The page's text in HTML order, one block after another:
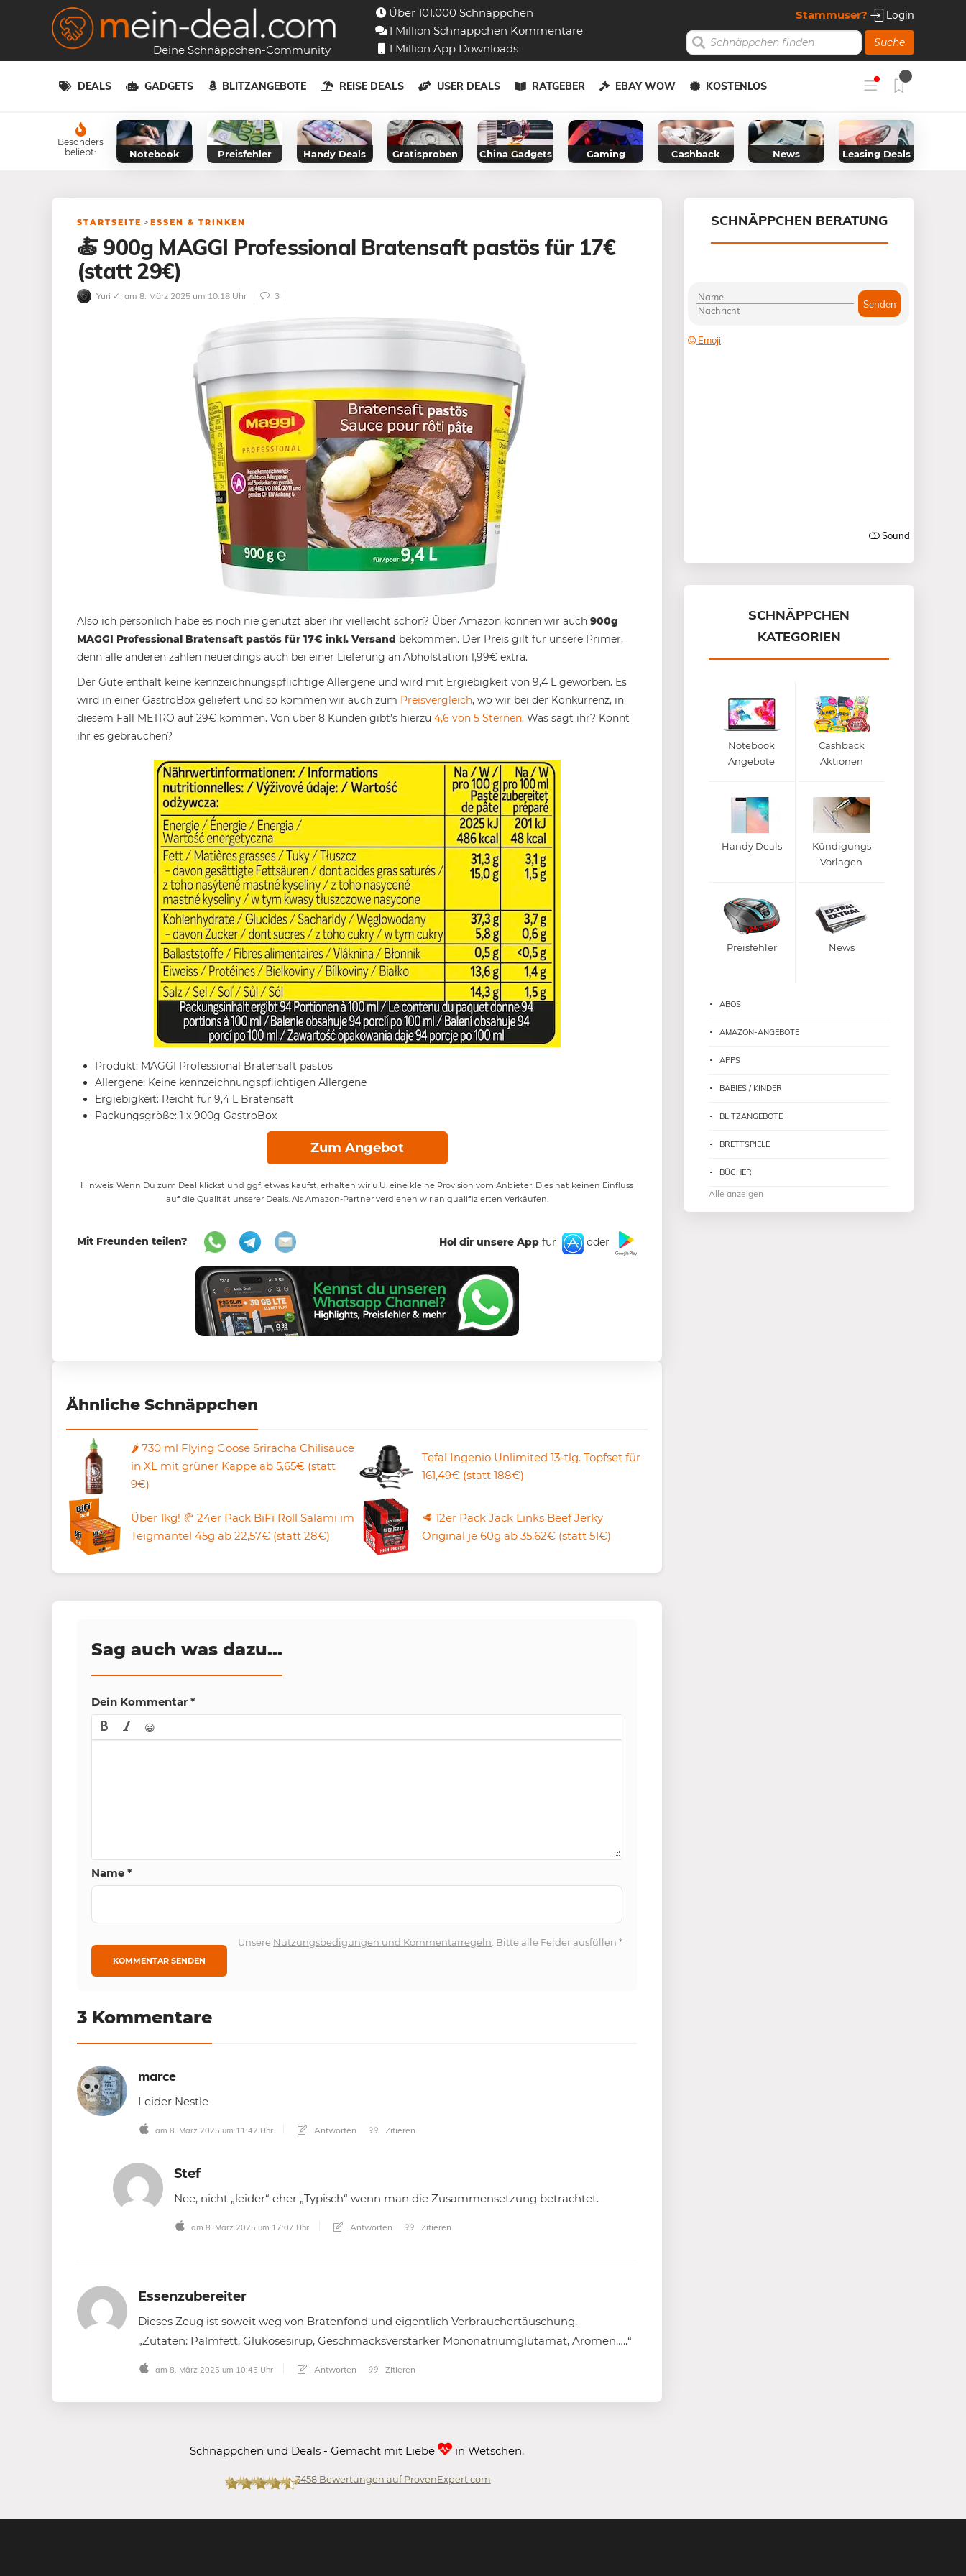
Deine Schnäppchen-Community
Über 101.000 Schnäppchen
1 Million Schnäppchen Kommentare
1 Million App Downloads
Stammuser? Login
Suche
DEALS GADGETS BLITZANGEBOTE REISE DEALS USER DEALS RATGEBER EBAY WOW KOSTENLOS
Besonders
beliebt:
Notebook Preisfehler Handy Deals Gratisproben China Gadgets Gaming Cashback News Leasing Deals
STARTSEITE > ESSEN & TRINKEN
🍝 900g MAGGI Professional Bratensaft pastös für 17€
(statt 29€)
Yuri ✓ , am 8. März 2025 um 10:18 Uhr 3
Also ich persönlich habe es noch nie genutzt aber ihr vielleicht schon? Über Amazon können wir auch 900g
MAGGI Professional Bratensaft pastös für 17€ inkl. Versand bekommen. Der Preis gilt für unsere Primer,
denn alle anderen zahlen neuerdings auch bei einer Lieferung an Abholstation 1,99€ extra.
Der Gute enthält keine kennzeichnungspflichtige Allergene und wird mit Ergiebigkeit von 9,4 L geworben. Es
wird in einer GastroBox geliefert und so kommen wir auch zum Preisvergleich, wo wir bei der Konkurrenz, in
diesem Fall METRO auf 29€ kommen. Von über 8 Kunden gibt’s hierzu 4,6 von 5 Sternen. Was sagt ihr? Könnt
ihr es gebrauchen?
Produkt: MAGGI Professional Bratensaft pastös
Allergene: Keine kennzeichnungspflichtigen Allergene
Ergiebigkeit: Reicht für 9,4 L Bratensaft
Packungsgröße: 1 x 900g GastroBox
Zum Angebot
Hinweis: Wenn Du zum Deal klickst und ggf. etwas kaufst, erhalten wir u.U. eine kleine Provision vom Anbieter. Dies hat keinen Einfluss
auf die Qualität unserer Deals. Als Amazon-Partner verdienen wir an qualifizierten Verkäufen.
Mit Freunden teilen? Hol dir unsere App für oder
Ähnliche Schnäppchen
🌶️ 730 ml Flying Goose Sriracha Chilisauce
in XL mit grüner Kappe ab 5,65€ (statt
9€)
Tefal Ingenio Unlimited 13-tlg. Topfset für
161,49€ (statt 188€)
Über 1kg! 🥐 24er Pack BiFi Roll Salami im
Teigmantel 45g ab 22,57€ (statt 28€)
🥩 12er Pack Jack Links Beef Jerky
Original je 60g ab 35,62€ (statt 51€)
Sag auch was dazu...
Dein Kommentar *
😀
Name *
Unsere Nutzungsbedigungen und Kommentarregeln . Bitte alle Felder ausfüllen*
3 Kommentare
marce
Leider Nestle
am 8. März 2025 um 11:42 Uhr Antworten Zitieren
Stef
Nee, nicht „leider“ eher „Typisch“ wenn man die Zusammensetzung betrachtet.
am 8. März 2025 um 17:07 Uhr Antworten Zitieren
Essenzubereiter
Dieses Zeug ist soweit weg von Bratenfond und eigentlich Verbrauchertäuschung.
„Zutaten: Palmfett, Glukosesirup, Geschmacksverstärker Mononatriumglutamat, Aromen…..“
am 8. März 2025 um 10:45 Uhr Antworten Zitieren
Schnäppchen und Deals - Gemacht mit Liebe in Wetschen.
3458Bewertungen auf ProvenExpert.com
SCHNÄPPCHEN BERATUNG
SCHNÄPPCHEN
KATEGORIEN
Notebook
Angebote
Cashback
Aktionen
Handy Deals
Kündigungs
Vorlagen
Preisfehler News
ABOS
AMAZON-ANGEBOTE
APPS
BABIES / KINDER
BLITZANGEBOTE
BRETTSPIELE
BÜCHER
Alle anzeigen